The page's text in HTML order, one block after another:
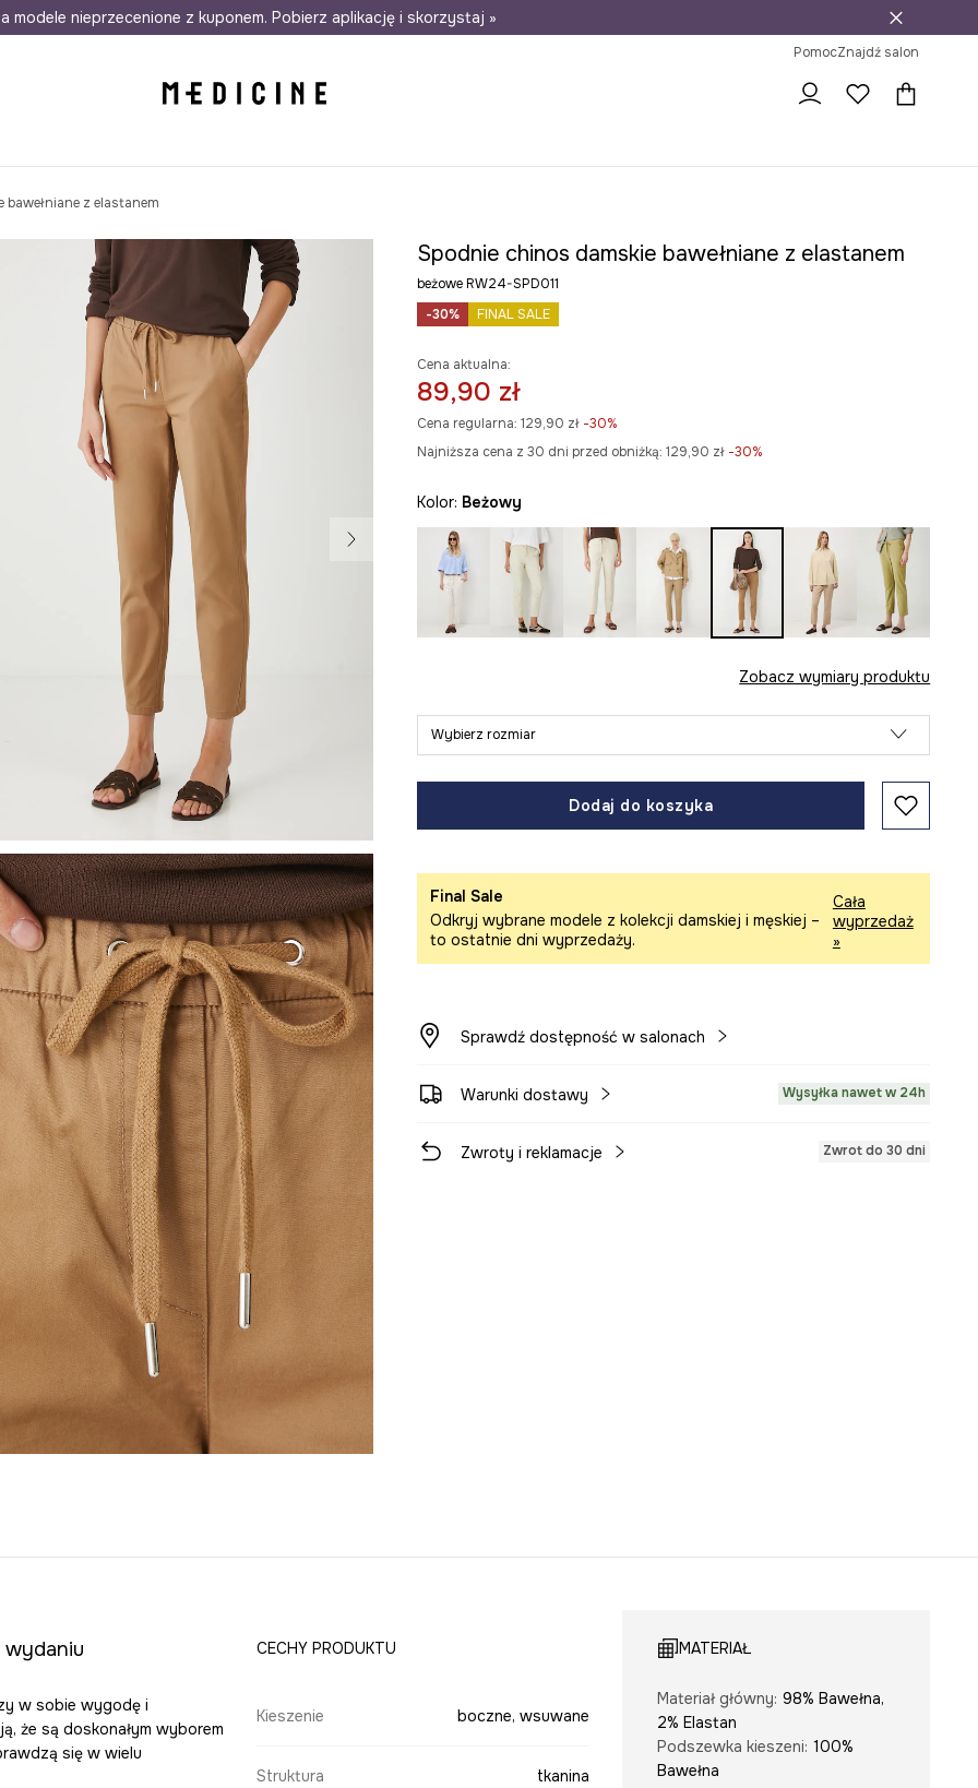
w 24h Darmowa dostawa do salonów 30 dni na zwrot
modele nieprzecenione z kuponem. Pobierz aplikację i skorzystaj »
PomocZnajdź salon
z elastanem
Spodnie chinos damskie bawełniane z elastanem
beżowe RW24-SPD011
-30%
FINAL SALE
Cena aktualna:
89,90 zł
Cena regularna: 129,90 zł-30%
Najniższa cena z 30 dni przed obniżką: 129,90 zł -30%
Kolor: beżowy
Zobacz wymiary produktu
Wybierz rozmiar
Dodaj do koszyka
Final Sale
Odkryj wybrane modele z kolekcji damskiej i męskiej –
to ostatnie dni wyprzedaży.
Cała
wyprzedaż
»
Sprawdź dostępność w salonach
Warunki dostawy Wysyłka nawet w 24h
Zwroty i reklamacje Zwrot do 30 dni
w sobie wygodę i
że są doskonałym wyborem
się w wielu
CECHY PRODUKTU
Kieszenie boczne, wsuwane
Struktura tkanina
MATERIAŁ
Materiał główny: 98% Bawełna,
2% Elastan
Podszewka kieszeni: 100%
Bawełna